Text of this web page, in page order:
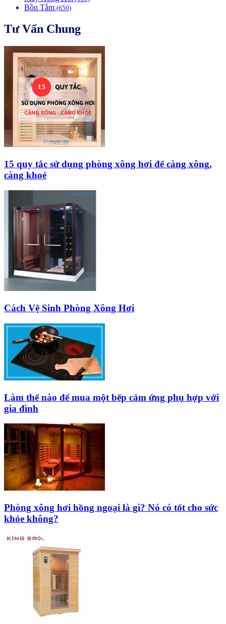
Bồn Tắm (650)
Tư Vấn Chung
15 quy tắc sử dụng phòng xông hơi để càng xông,
càng khoẻ
Cách Vệ Sinh Phòng Xông Hơi
Làm thế nào để mua một bếp cảm ứng phụ hợp với
gia đình
Phòng xông hơi hồng ngoại là gì? Nó có tốt cho sức
khỏe không?